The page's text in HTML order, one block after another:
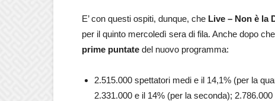
E’ con questi ospiti, dunque, che Live – Non è la
per il quinto mercoledì sera di fila. Anche dopo
prime puntate del nuovo programma:
2.515.000 spettatori medi e il 14,1% (per la
2.331.000 e il 14% (per la seconda);